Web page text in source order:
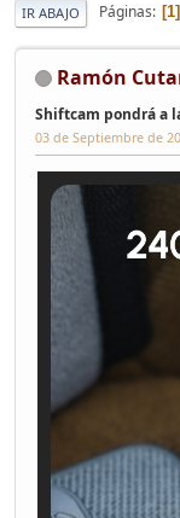
IR ABAJO Páginas 1
Ramón
Shiftcam pondrá a
03 de Septiembre de